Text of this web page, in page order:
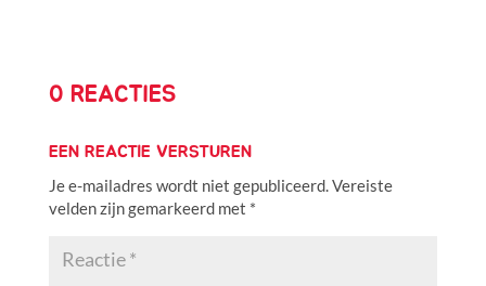
0 REACTIES
EEN REACTIE VERSTUREN
Je e-mailadres wordt niet gepubliceerd.Vereiste
velden zijn gemarkeerd met *